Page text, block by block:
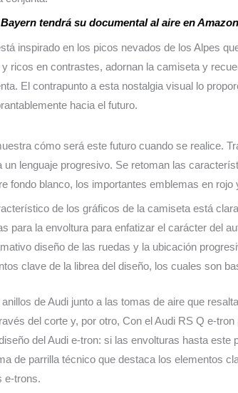
tendrá su documental al aire en
inspirado en los picos nevados de los Alpes
ricos en contrastes, adornan la camiseta y
El contrapunto a esta nostalgia visual lo
hacia el futuro.
cómo será este futuro cuando se realice.
un lenguaje progresivo. Se retoman las
fondo blanco, los importantes emblemas en rojo
de los gráficos de la camiseta está
para la envoltura para enfatizar el carácter del
diseño de las ruedas y la ubicación
clave de la librea del diseño, los cuales son
de Audi junto a las tomas de aire que
del corte y, por otro, Con el Audi RS Q e-
del Audi e-tron: si las envolturas hasta este
de parrilla técnico que destaca los elementos
e-trons.